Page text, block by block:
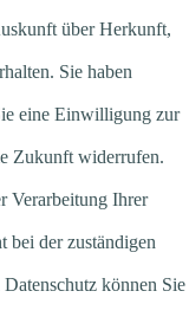
über Herkunft,
Sie haben
eine Einwilligung zur
Zukunft widerrufen.
Verarbeitung Ihrer
bei der zuständigen
können Sie